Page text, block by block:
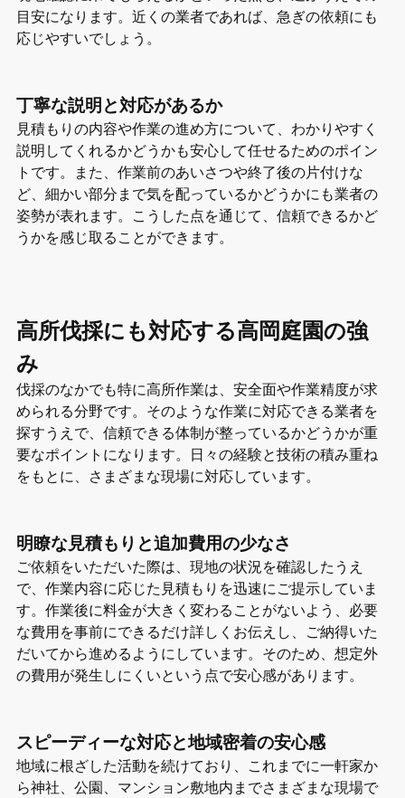
目安になります。近くの業者であれば、急ぎの依頼にも
応じやすいでしょう。
丁寧な説明と対応があるか
見積もりの内容や作業の進め方について、わかりやすく
説明してくれるかどうかも安心して任せるためのポイン
トです。また、作業前のあいさつや終了後の片付けな
ど、細かい部分まで気を配っているかどうかにも業者の
姿勢が表れます。こうした点を通じて、信頼できるかど
うかを感じ取ることができます。
高所伐採にも対応する高岡庭園の強
み
伐採のなかでも特に高所作業は、安全面や作業精度が求
められる分野です。そのような作業に対応できる業者を
探すうえで、信頼できる体制が整っているかどうかが重
要なポイントになります。日々の経験と技術の積み重ね
をもとに、さまざまな現場に対応しています。
明瞭な見積もりと追加費用の少なさ
ご依頼をいただいた際は、現地の状況を確認したうえ
で、作業内容に応じた見積もりを迅速にご提示していま
す。作業後に料金が大きく変わることがないよう、必要
な費用を事前にできるだけ詳しくお伝えし、ご納得いた
だいてから進めるようにしています。そのため、想定外
の費用が発生しにくいという点で安心感があります。
スピーディーな対応と地域密着の安心感
地域に根ざした活動を続けており、これまでに一軒家か
ら神社、公園、マンション敷地内までさまざまな現場で